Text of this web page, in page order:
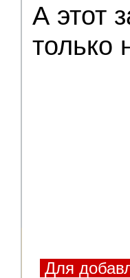
А этот
только
Для